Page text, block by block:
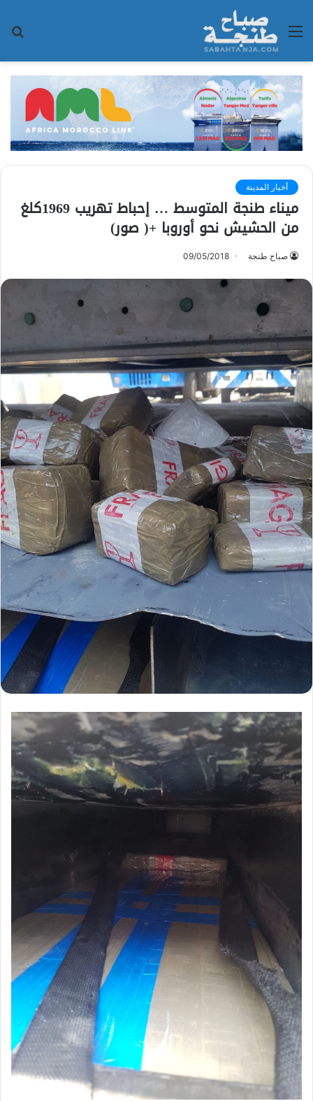
القائمة
أخبار المدينة
ميناء طنجة المتوسط … إحباط تهريب 1969كلغ
من الحشيش نحو أوروبا +( صور)
صباح طنجة 09/05/2018